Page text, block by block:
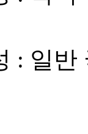
: 일